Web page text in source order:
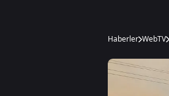
Haberler WebTV